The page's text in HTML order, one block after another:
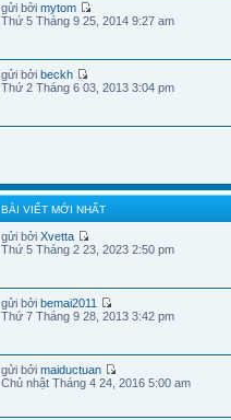
gửi bởimytom
Thứ 5 Tháng 9 25, 2014 9:27 am
gửi bởibeckh
Thứ 2 Tháng 6 03, 2013 3:04 pm
BÀI VIẾT MỚI NHẤT
gửi bởiXvetta
Thứ 5 Tháng 2 23, 2023 2:50 pm
gửi bởibemai2011
Thứ 7 Tháng 9 28, 2013 3:42 pm
gửi bởimaiductuan
Chủ nhật Tháng 4 24, 2016 5:00 am